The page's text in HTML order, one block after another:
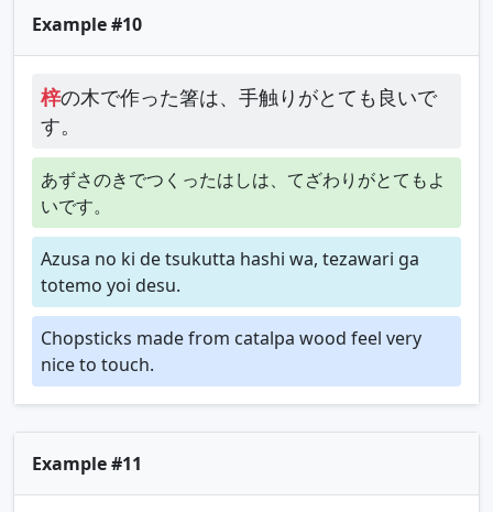
Example #10
梓の木で作った箸は、手触りがとても良いで
す。
あずさのきでつくったはしは、てざわりがとてもよ
いです。
Azusa no ki de tsukutta hashi wa, tezawari ga
totemo yoi desu.
Chopsticks made from catalpa wood feel very
nice to touch.
Example #11